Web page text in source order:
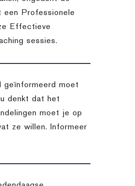
een Professionele
Effectieve
sessies.
geïnformeerd moet
denkt dat het
moet je op
ze willen. Informeer